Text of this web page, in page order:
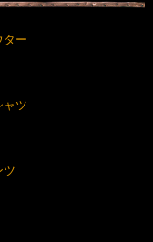
ター
ャツ
ツ